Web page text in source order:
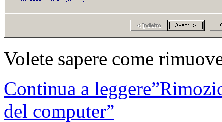
Volete sapere come
Continua a
del computer”